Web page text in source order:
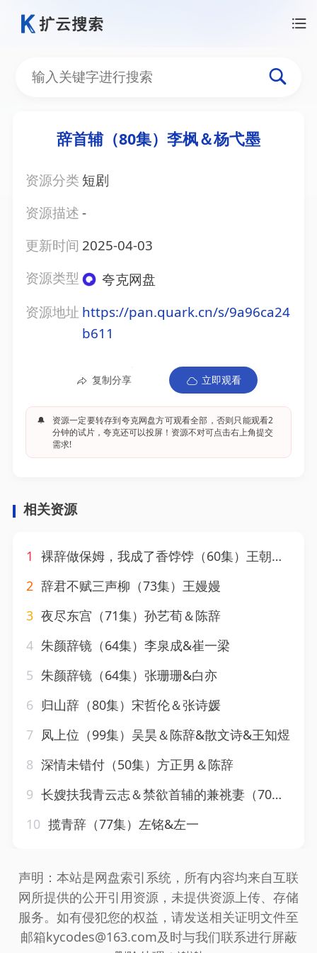
辞首辅（80集）李枫＆杨弋墨
资源分类 短剧
资源描述-
更新时间 2025-04-03
资源类型
夸克网盘
资源地址 https://pan.quark.cn/s/9a96ca24
b611
复制分享 立即观看
🔔
资源一定要转存到夸克网盘方可观看全部，否则只能观看2
分钟的试片，夸克还可以投屏！资源不对可点击右上角提交
需求!
相关资源
1 裸辞做保姆，我成了香饽饽（60集）王朝阳&李羽桐
2 辞君不赋三声柳（73集）王嫚嫚
3 夜尽东宫（71集）孙艺荀＆陈辞
4 朱颜辞镜（64集）李泉成&崔一梁
5 朱颜辞镜（64集）张珊珊&白亦
6 归山辞（80集）宋哲伦＆张诗媛
7 凤上位（99集）吴昊＆陈辞&散文诗&王知煜
8 深情未错付（50集）方正男＆陈辞
9 长嫂扶我青云志＆禁欲首辅的兼祧妻（70集）申浩男＆戴琪轩
10 揽青辞（77集）左铭&左一
声明：本站是网盘索引系统，所有内容均来自互联
网所提供的公开引用资源，未提供资源上传、存储
服务。如有侵犯您的权益，请发送相关证明文件至
邮箱kycodes@163.com及时与我们联系进行屏蔽